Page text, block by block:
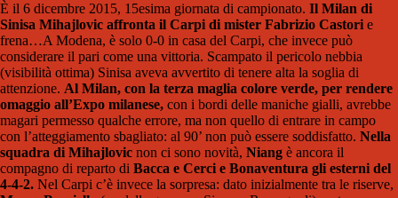
È il 6 dicembre 2015, 15esima giornata di campionato. Il Milan di
Sinisa Mihajlovic affronta il Carpi di mister Fabrizio Castori e
frena…A Modena, è solo 0-0 in casa del Carpi, che invece può
considerare il pari come una vittoria. Scampato il pericolo nebbia
(visibilità ottima) Sinisa aveva avvertito di tenere alta la soglia di
attenzione. Al Milan, con la terza maglia colore verde, per rendere
omaggio all’Expo milanese, con i bordi delle maniche gialli, avrebbe
magari permesso qualche errore, ma non quello di entrare in campo
con l’atteggiamento sbagliato: al 90’ non può essere soddisfatto. Nella
squadra di Mihajlovic non ci sono novità, Niang è ancora il
compagno di reparto di Bacca e Cerci e Bonaventura gli esterni del
4-4-2. Nel Carpi c’è invece la sorpresa: dato inizialmente tra le riserve,